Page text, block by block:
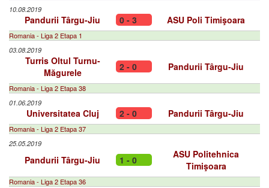
10.08.2019
Pandurii Târgu-Jiu 0 - 3 ASU Poli Timişoara
Romania - Liga 2 Etapa 1
03.08.2019
Turris Oltul Turnu-
Măgurele
2 - 0 Pandurii Târgu-Jiu
Romania - Liga 2 Etapa 38
01.06.2019
Universitatea Cluj 2 - 0 Pandurii Târgu-Jiu
Romania - Liga 2 Etapa 37
25.05.2019
Pandurii Târgu-Jiu 1 - 0
ASU Politehnica
Timişoara
Romania - Liga 2 Etapa 36